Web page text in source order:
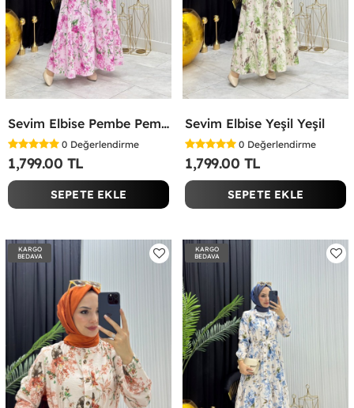
Sevim Elbise Pembe Pembe
0 Değerlendirme
1,799.00 TL
SEPETE EKLE
Sevim Elbise Yeşil Yeşil
0 Değerlendirme
1,799.00 TL
SEPETE EKLE
KARGO
BEDAVA
KARGO
BEDAVA